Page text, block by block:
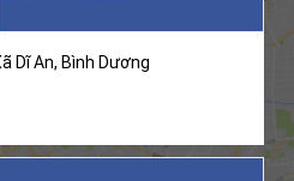
Dĩ An, Bình Dương